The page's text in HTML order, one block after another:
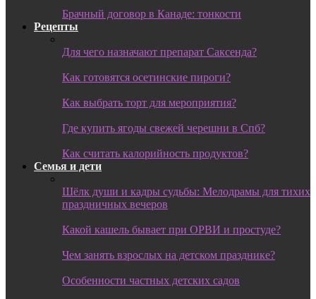
Брачный договор в Канаде: тонкости
Рецепты
Для чего назначают препарат Саксенда?
Как готовятся осетинские пироги?
Как выбрать торт для мероприятия?
Где купить ягоды свежей черешни в Спб?
Как считать калорийность продуктов?
Семья и дети
Шёлк души и кадры судьбы: Мелодрамы для тихих
праздничных вечеров
Какой кашель бывает при ОРВИ и простуде?
Чем занять взрослых на детском празднике?
Особенности частных детских садов